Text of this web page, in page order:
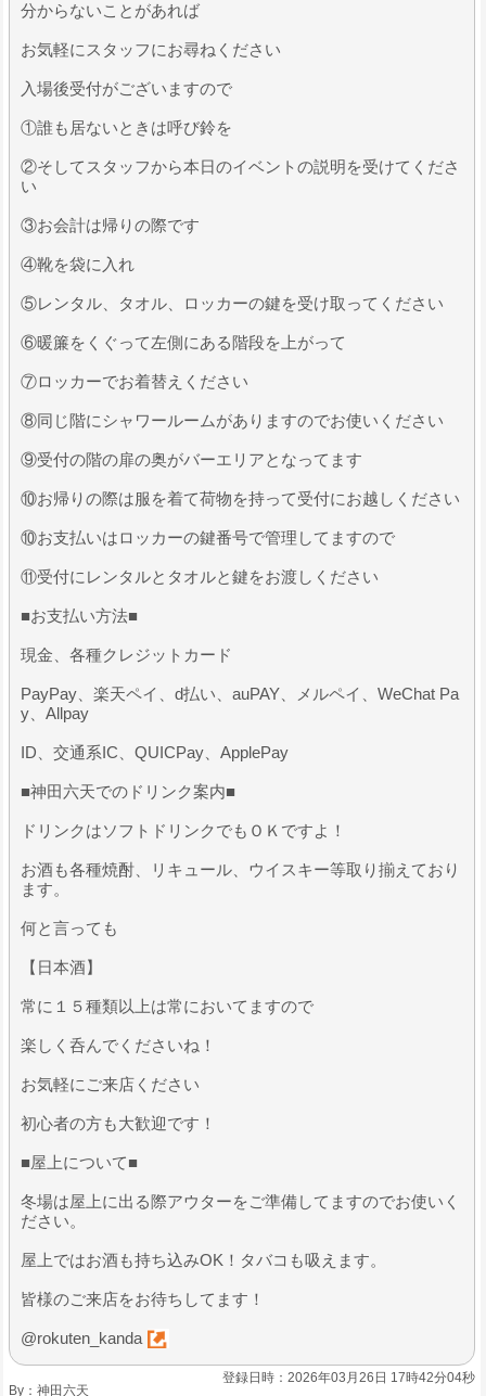
分からないことがあれば
お気軽にスタッフにお尋ねください
入場後受付がございますので
①誰も居ないときは呼び鈴を
②そしてスタッフから本日のイベントの説明を受けてくださ
い
③お会計は帰りの際です
④靴を袋に入れ
⑤レンタル、タオル、ロッカーの鍵を受け取ってください
⑥暖簾をくぐって左側にある階段を上がって
⑦ロッカーでお着替えください
⑧同じ階にシャワールームがありますのでお使いください
⑨受付の階の扉の奥がバーエリアとなってます
⑩お帰りの際は服を着て荷物を持って受付にお越しください
⑩お支払いはロッカーの鍵番号で管理してますので
⑪受付にレンタルとタオルと鍵をお渡しください
■お支払い方法■
現金、各種クレジットカード
PayPay、楽天ペイ、d払い、auPAY、メルペイ、WeChat Pa
y、Allpay
ID、交通系IC、QUICPay、ApplePay
■神田六天でのドリンク案内■
ドリンクはソフトドリンクでもＯＫですよ！
お酒も各種焼酎、リキュール、ウイスキー等取り揃えており
ます。
何と言っても
【日本酒】
常に１５種類以上は常においてますので
楽しく呑んでくださいね！
お気軽にご来店ください
初心者の方も大歓迎です！
■屋上について■
冬場は屋上に出る際アウターをご準備してますのでお使いく
ださい。
屋上ではお酒も持ち込みOK！タバコも吸えます。
皆様のご来店をお待ちしてます！
@rokuten_kanda
登録日時：2026年03月26日 17時42分04秒
By： 神田六天